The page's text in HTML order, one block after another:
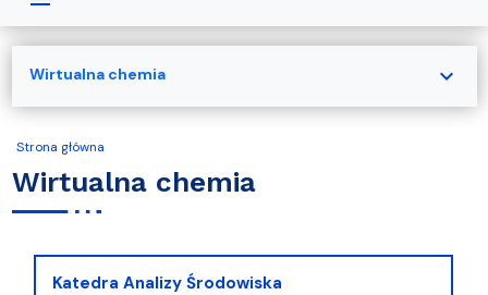
Strona główna
Wirtualna chemia
Katedra Analizy Środowiska
Wirtualna chemia expand_more